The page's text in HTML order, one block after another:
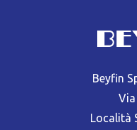
Beyfin
Località